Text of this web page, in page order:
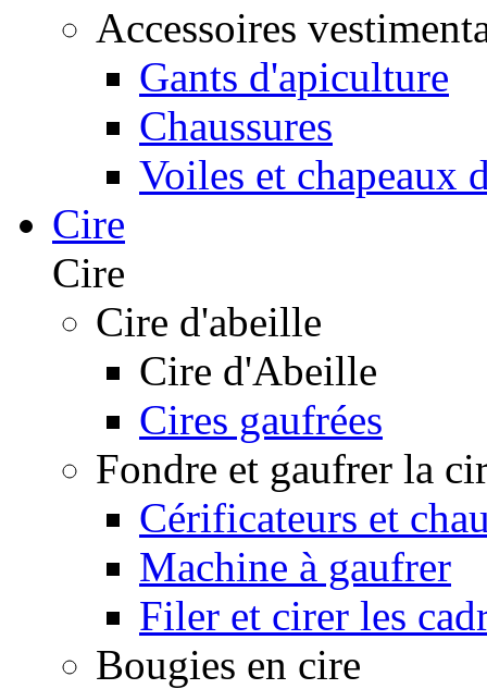
Accessoires
Gants d'apiculture
Chaussures
Voiles et chapeaux
Cire
Cire
Cire d'abeille
Cire d'Abeille
Cires gaufrées
Fondre et gaufrer la
Cérificateurs et
Machine à gaufrer
Filer et cirer les
Bougies en cire